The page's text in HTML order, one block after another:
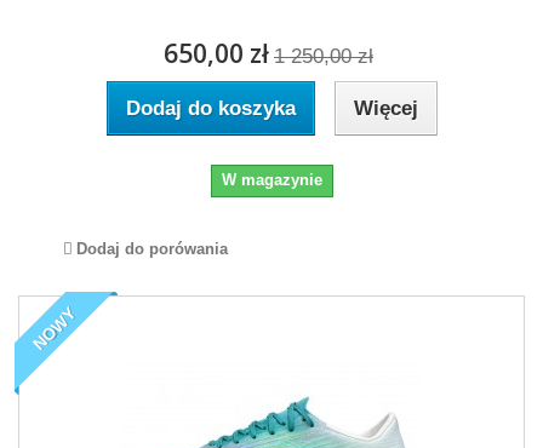
650,00 zł 1 250,00 zł
Dodaj do koszyka Więcej
W magazynie
Dodaj do porówania
NOWY